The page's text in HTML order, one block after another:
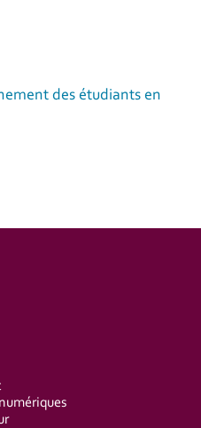
des étudiants en